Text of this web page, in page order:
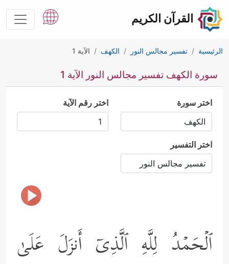
القرآن الكريم
الرئيسية تفسير مجالس النور الكهف الآية 1
سورة الكهف تفسير مجالس النور الآية 1
اختر سورة اختر رقم الآية
اختر التفسير
ٱلۡحَمۡدُ لِلَّهِ ٱلَّذِیۤ أَنزَلَ عَلَىٰ